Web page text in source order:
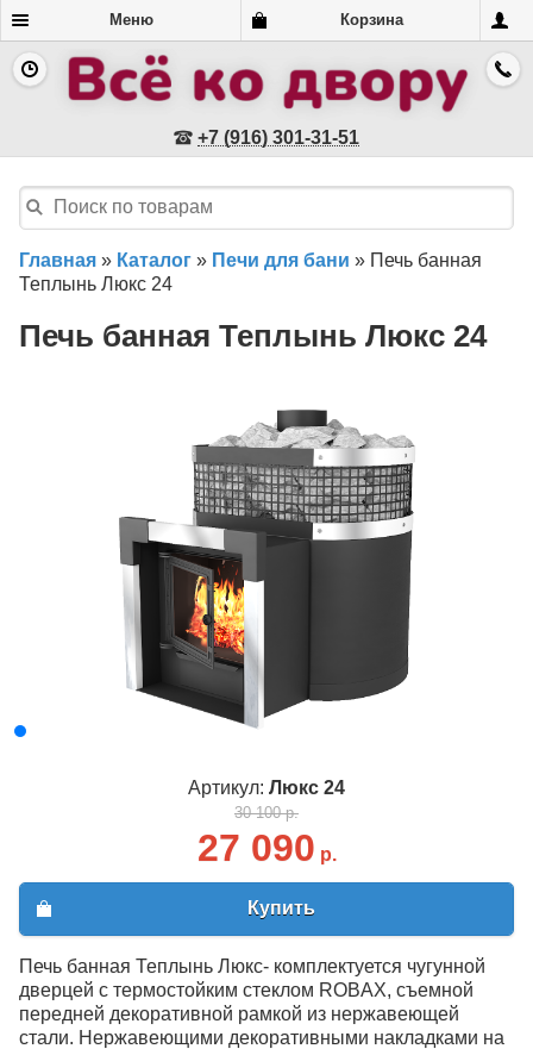
Меню Корзина
+7 (916) 301-31-51
Главная » Каталог » Печи для бани » Печь банная
Теплынь Люкс 24
Печь банная Теплынь Люкс 24
Артикул: Люкс 24
30 100 р.
27 090 р.
Купить
Печь банная Теплынь Люкс- комплектуется чугунной
дверцей с термостойким стеклом ROBAX, съемной
передней декоративной рамкой из нержавеющей
стали. Нержавеющими декоративными накладками на